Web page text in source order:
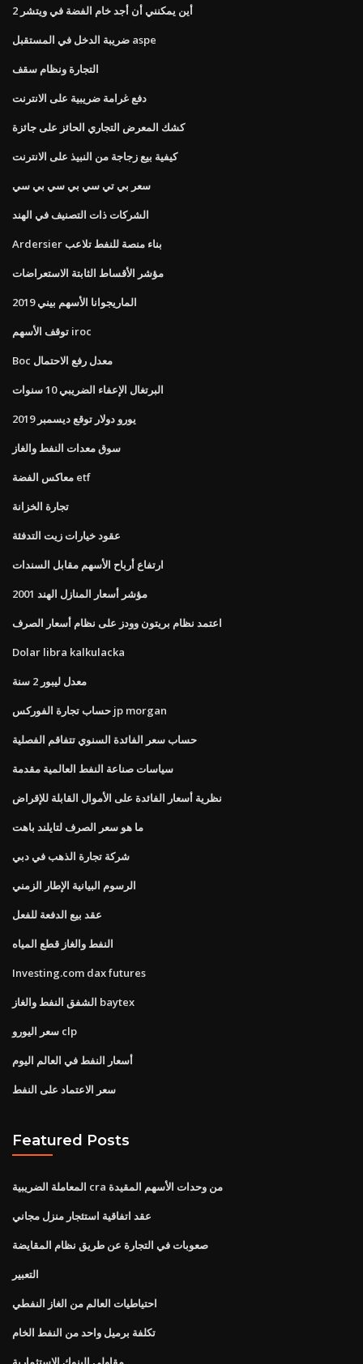
أين يمكنني أن أجد خام الفضة في ويتشر 2
ضريبة الدخل في المستقبل aspe
التجارة ونظام سقف
دفع غرامة ضريبية على الانترنت
كشك المعرض التجاري الحائز على جائزة
كيفية بيع زجاجة من النبيذ على الانترنت
سعر بي تي سي بي سي بي سي
الشركات ذات التصنيف في الهند
Ardersier بناء منصة للنفط تلاعب
مؤشر الأقساط الثابتة الاستعراضات
الماريجوانا الأسهم بيني 2019
توقف الأسهم iroc
Boc معدل رفع الاحتمال
البرتغال الإعفاء الضريبي 10 سنوات
يورو دولار توقع ديسمبر 2019
سوق معدات النفط والغاز
معاكس الفضة etf
تجارة الخزانة
عقود خيارات زيت التدفئة
ارتفاع أرباح الأسهم مقابل السندات
مؤشر أسعار المنازل الهند 2001
اعتمد نظام بريتون وودز على نظام أسعار الصرف
Dolar libra kalkulacka
معدل ليبور 2 سنة
حساب تجارة الفوركس jp morgan
حساب سعر الفائدة السنوي تتفاقم الفصلية
سياسات صناعة النفط العالمية مقدمة
نظرية أسعار الفائدة على الأموال القابلة للإقراض
ما هو سعر الصرف لتايلند باهت
شركة تجارة الذهب في دبي
الرسوم البيانية الإطار الزمني
عقد بيع الدفعة للفعل
النفط والغاز قطع المياه
Investing.com dax futures
الشفق النفط والغاز baytex
سعر اليورو clp
أسعار النفط في العالم اليوم
سعر الاعتماد على النفط
Featured Posts
المعاملة الضريبية cra من وحدات الأسهم المقيدة
عقد اتفاقية استئجار منزل مجاني
صعوبات في التجارة عن طريق نظام المقايضة
التعبير
احتياطيات العالم من الغاز النفطي
تكلفة برميل واحد من النفط الخام